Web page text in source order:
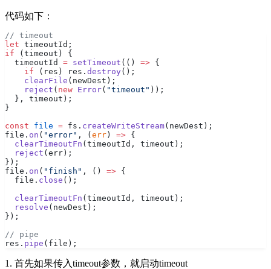
代码如下：
// timeout
let timeoutId;
if (timeout) {
  timeoutId
= setTimeout (() => {
    if
(res) res. destroy();
    clearFile
(newDest);
    reject
( new Error( "timeout" ));
  }, timeout);
}
const file = fs. createWriteStream(newDest);
file. on ( "error" , ( err ) => {
  clearTimeoutFn
(timeoutId, timeout);
  reject
(err);
});
file. on ( "finish" , () => {
  file.
close ();
  clearTimeoutFn
(timeoutId, timeout);
  resolve
(newDest);
});
// pipe
res. pipe (file);
1. 首先如果传入timeout参数，就启动timeout